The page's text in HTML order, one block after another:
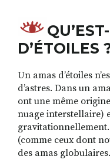
D’ÉTOILES
Un amas d’étoiles
d’astres. Dans un
ont une même
nuage interstellaire)
(comme ceux dont
des amas globulaires.